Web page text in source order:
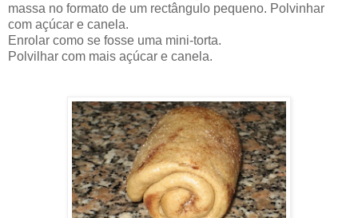
massa no formato de um rectângulo pequeno. Polvinhar
com açúcar e canela.
Enrolar como se fosse uma mini-torta.
Polvilhar com mais açúcar e canela.